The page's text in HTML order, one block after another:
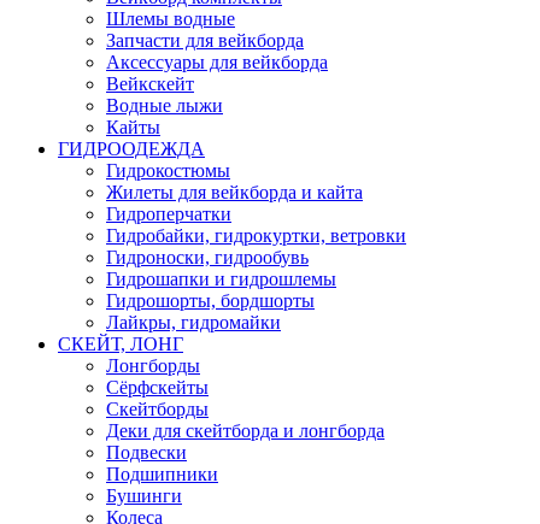
Шлемы водные
Запчасти для вейкборда
Аксессуары для вейкборда
Вейкскейт
Водные лыжи
Кайты
ГИДРООДЕЖДА
Гидрокостюмы
Жилеты для вейкборда и кайта
Гидроперчатки
Гидробайки, гидрокуртки, ветровки
Гидроноски, гидрообувь
Гидрошапки и гидрошлемы
Гидрошорты, бордшорты
Лайкры, гидромайки
СКЕЙТ, ЛОНГ
Лонгборды
Сёрфскейты
Скейтборды
Деки для скейтборда и лонгборда
Подвески
Подшипники
Бушинги
Колеса